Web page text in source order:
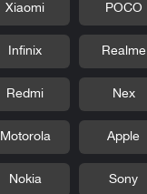
POCO
Xiaomi
Realme
Infinix
Nex
Redmi
Apple
Motorola
Sony
Nokia